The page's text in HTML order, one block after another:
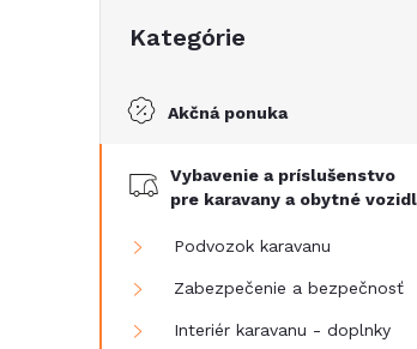
č
kategórie
Kategórie
Akčná ponuka
Vybavenie a príslušenstvo
pre karavany a obytné
Podvozok karavanu
Zabezpečenie a bezpečnosť
Interiér karavanu - doplnky